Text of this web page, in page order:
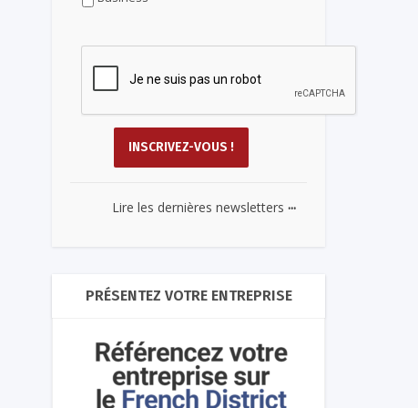
Lire les dernières newsletters ...
PRÉSENTEZ VOTRE ENTREPRISE